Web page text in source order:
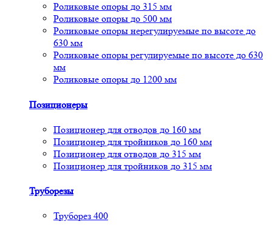
Роликовые опоры до 315 мм
Роликовые опоры до 500 мм
Роликовые опоры нерегулируемые по высоте до
630 мм
Роликовые опоры регулируемые по высоте до 630
мм
Роликовые опоры до 1200 мм
Позиционеры
Позиционер для отводов до 160 мм
Позиционер для тройников до 160 мм
Позиционер для отводов до 315 мм
Позиционер для тройников до 315 мм
Труборезы
Труборез 400